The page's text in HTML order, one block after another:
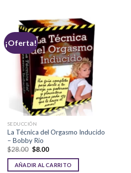
¡Oferta!
SEDUCCIÓN
La Técnica del Orgasmo Inducido
– Bobby Rio
$28.00 El
original
era:
$8.00El
actual
es:
AÑADIR AL CARRITO